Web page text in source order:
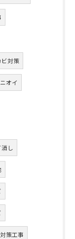
対策
オイ
し
策工事